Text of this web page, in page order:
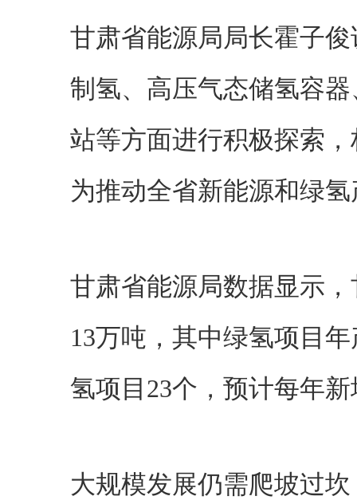
甘肃省能源局局长霍子
制氢、高压气态储氢容
站等方面进行积极探索
为推动全省新能源和绿
甘肃省能源局数据显示
13万吨，其中绿氢项目
氢项目23个，预计每年
大规模发展仍需爬坡过坎